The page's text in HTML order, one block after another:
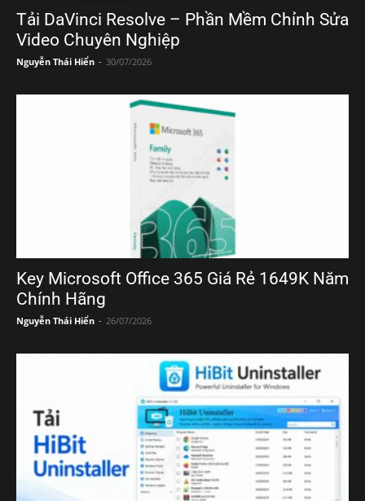
Tải DaVinci Resolve – Phần Mềm Chỉnh Sửa
Video Chuyên Nghiệp
Nguyễn Thái Hiển - 30/07/2026
Key Microsoft Office 365 Giá Rẻ 1649K Năm
Chính Hãng
Nguyễn Thái Hiển - 26/07/2026